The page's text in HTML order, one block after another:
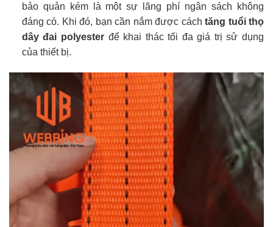
bảo quản kém là một sự lãng phí ngân sách không
đáng có. Khi đó, bạn cần nắm được cáchtăng tuổi thọ
dây đai polyesterđể khai thác tối đa giá trị sử dụng
của thiết bị.